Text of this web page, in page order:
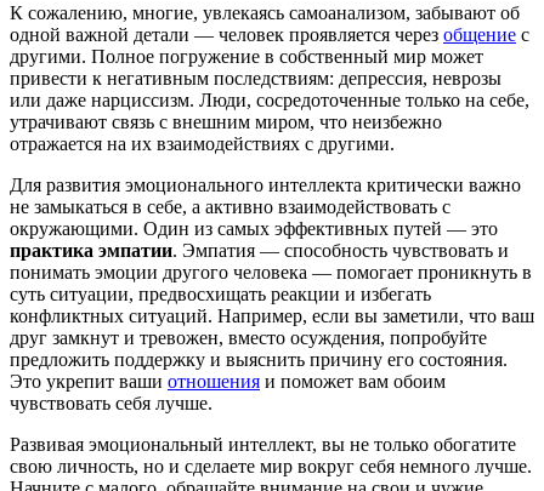
К сожалению, многие, увлекаясь самоанализом, забывают об
одной важной детали — человек проявляется через общение с
другими. Полное погружение в собственный мир может
привести к негативным последствиям: депрессия, неврозы
или даже нарциссизм. Люди, сосредоточенные только на себе,
утрачивают связь с внешним миром, что неизбежно
отражается на их взаимодействиях с другими.
Для развития эмоционального интеллекта критически важно
не замыкаться в себе, а активно взаимодействовать с
окружающими. Один из самых эффективных путей — это
практика эмпатии. Эмпатия — способность чувствовать и
понимать эмоции другого человека — помогает проникнуть в
суть ситуации, предвосхищать реакции и избегать
конфликтных ситуаций. Например, если вы заметили, что ваш
друг замкнут и тревожен, вместо осуждения, попробуйте
предложить поддержку и выяснить причину его состояния.
Это укрепит ваши отношения и поможет вам обоим
чувствовать себя лучше.
Развивая эмоциональный интеллект, вы не только обогатите
свою личность, но и сделаете мир вокруг себя немного лучше.